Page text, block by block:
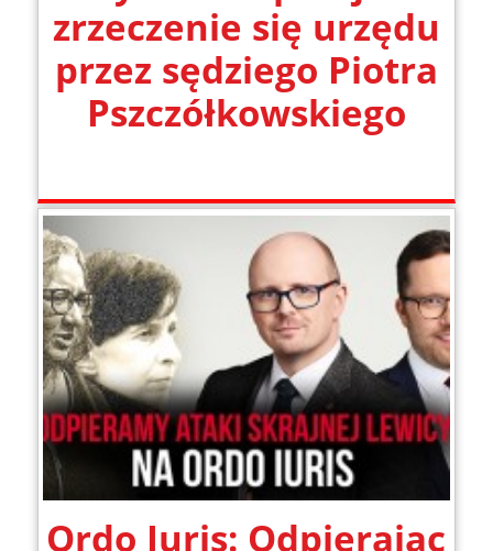
zrzeczenie się urzędu
przez sędziego Piotra
Pszczółkowskiego
Ordo Iuris: Odpierając